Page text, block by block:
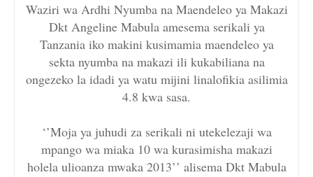
Waziri wa Ardhi Nyumba na Maendeleo ya Makazi
Dkt Angeline Mabula amesema serikali ya
Tanzania iko makini kusimamia maendeleo ya
sekta nyumba na makazi ili kukabiliana na
ongezeko la idadi ya watu mijini linalofikia asilimia
4.8 kwa sasa.
‘’Moja ya juhudi za serikali ni utekelezaji wa
mpango wa miaka 10 wa kurasimisha makazi
holela ulioanza mwaka 2013’’ alisema Dkt Mabula